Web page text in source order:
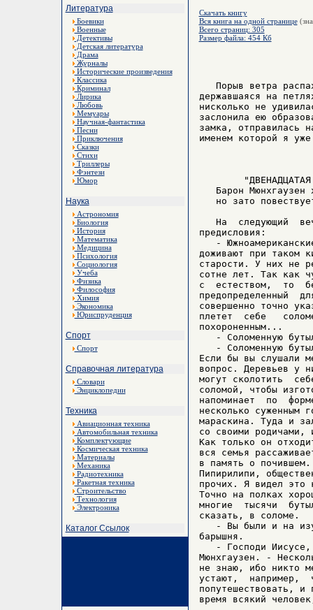
Литература
Боевики
Военные
Детективы
Детская литература
Драма
Журналы
Исторические произведения
Классика
Криминал
Лирика
Любовь
Мемуары
Научная-фантастика
Песни
Приключения
Сказки
Стихи
Триллеры
Фэнтези
Юмор
Наука
Астрономия
Биология
История
Математика
Медицина
Психология
Социология
Учеба
Физика
Философия
Химия
Экономика
Юриспруденция
Спорт
Спорт
Справочная литература
Словари
Энциклопедии
Техника
Авиационная техника
Автомобильная техника
Комплектующие
Космическая техника
Материалы
Механика
Радиотехника
Ракетная техника
Строительство
Технология
Электроника
Каталог Ссылок
Скачать книгу
Вся книга на одной странице
Всего страниц: 305
Размер файла: 454 Кб
Порыв ветра
державшаяся на
нисколько не
заслонила ею
замка, отправилась
именем которой я
"ДВЕНАДЦАТАЯ
Барон Мюнхгаузен
но зато
На  следующий
предисловия:
-
доживают при таком
старости. У них не
сотне лет. Так как
с  естеством,  то
предопределенный
совершенно точно
плетет  себе
похороненным...
- Соломенную
- Соломенную
Если бы вы слушали
вопрос. Деревьев у
могут сколотить
соломой, чтобы
напоминает  по
несколько суженным
мараскина. Туда и
со своими родичами,
Как только он
вся семья
в память о
Пипирилипи,
прочих. Я видел это
Точно на полках
многие  тысячи
сказать, в соломе.
- Вы были и на
барышня.
- Господи
Мюнхгаузен. -
не знаю, ибо никто
устают,  например,
попутешествовать,